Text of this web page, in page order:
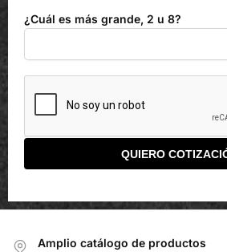
¿Cuál es más grande, 2 u 8?
Amplio catálogo de productos